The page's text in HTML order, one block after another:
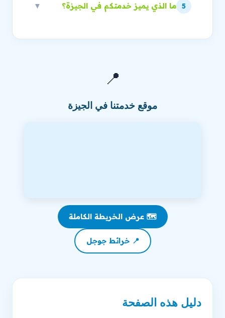
5 ما الذي يميز خدمتكم في الجيزة؟ ▼
📍
موقع خدمتنا في الجيزة
🗺️ عرض الخريطة الكاملة
📍 خرائط جوجل
دليل هذه الصفحة